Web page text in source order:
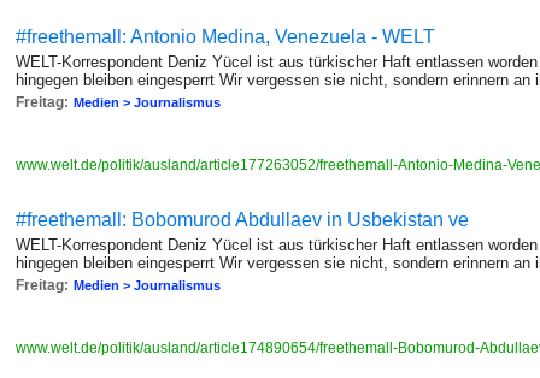
#freethemall: Antonio Medina, Venezuela - WELT
WELT-Korrespondent Deniz Yücel ist aus türkischer Haft entlassen
hingegen bleiben eingesperrt Wir vergessen sie nicht, sondern erinnern an
Freitag: Medien > Journalismus
www.welt.de/politik/ausland/article177263052/freethemall-Antonio-Medina-
#freethemall: Bobomurod Abdullaev in Usbekistan ve
WELT-Korrespondent Deniz Yücel ist aus türkischer Haft entlassen
hingegen bleiben eingesperrt Wir vergessen sie nicht, sondern erinnern an
Freitag: Medien > Journalismus
www.welt.de/politik/ausland/article174890654/freethemall-Bobomurod-